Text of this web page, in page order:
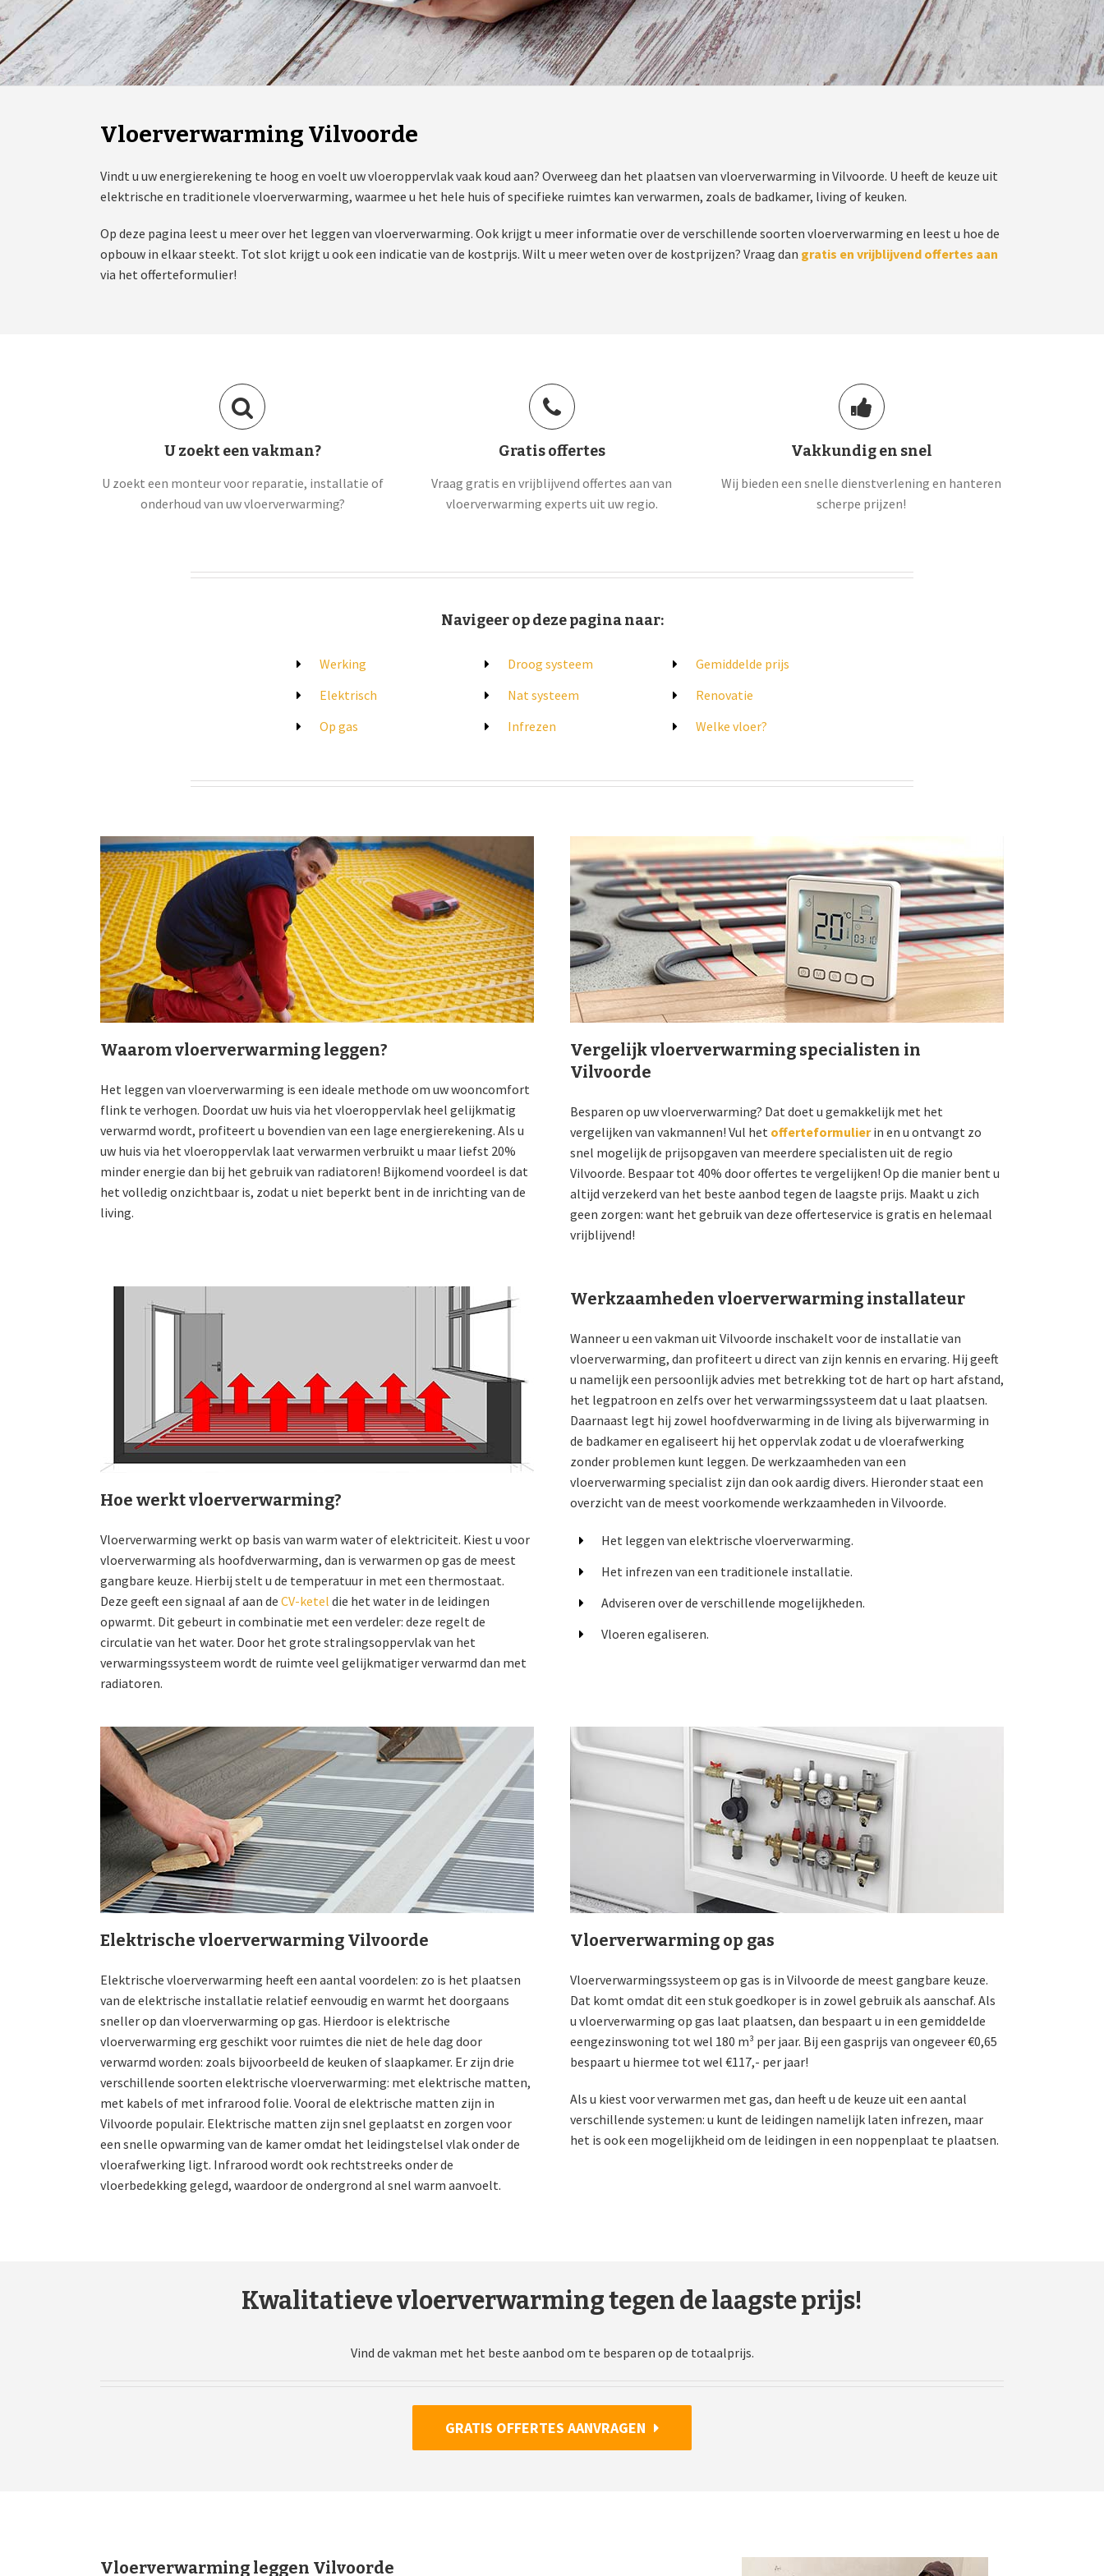
Vloerverwarming Vilvoorde
Vindt u uw energierekening te hoog en voelt uw vloeroppervlak vaak koud aan? Overweeg dan het plaatsen van vloerverwarming in Vilvoorde. U heeft de keuze uit
elektrische en traditionele vloerverwarming, waarmee u het hele huis of specifieke ruimtes kan verwarmen, zoals de badkamer, living of keuken.
Op deze pagina leest u meer over het leggen van vloerverwarming. Ook krijgt u meer informatie over de verschillende soorten vloerverwarming en leest u hoe de
opbouw in elkaar steekt. Tot slot krijgt u ook een indicatie van de kostprijs. Wilt u meer weten over de kostprijzen? Vraag dan gratis en vrijblijvend offertes aan
via het offerteformulier!
U zoekt een vakman?
U zoekt een monteur voor reparatie, installatie of
onderhoud van uw vloerverwarming?
Gratis offertes
Vraag gratis en vrijblijvend offertes aan van
vloerverwarming experts uit uw regio.
Vakkundig en snel
Wij bieden een snelle dienstverlening en hanteren
scherpe prijzen!
Navigeer op deze pagina naar:
Werking
Elektrisch
Op gas
Droog systeem
Nat systeem
Infrezen
Gemiddelde prijs
Renovatie
Welke vloer?
Waarom vloerverwarming leggen?
Het leggen van vloerverwarming is een ideale methode om uw wooncomfort
flink te verhogen. Doordat uw huis via het vloeroppervlak heel gelijkmatig
verwarmd wordt, profiteert u bovendien van een lage energierekening. Als u
uw huis via het vloeroppervlak laat verwarmen verbruikt u maar liefst 20%
minder energie dan bij het gebruik van radiatoren! Bijkomend voordeel is dat
het volledig onzichtbaar is, zodat u niet beperkt bent in de inrichting van de
living.
Vergelijk vloerverwarming specialisten in
Vilvoorde
Besparen op uw vloerverwarming? Dat doet u gemakkelijk met het
vergelijken van vakmannen! Vul het offerteformulierin en u ontvangt zo
snel mogelijk de prijsopgaven van meerdere specialisten uit de regio
Vilvoorde. Bespaar tot 40% door offertes te vergelijken! Op die manier bent u
altijd verzekerd van het beste aanbod tegen de laagste prijs. Maakt u zich
geen zorgen: want het gebruik van deze offerteservice is gratis en helemaal
vrijblijvend!
Hoe werkt vloerverwarming?
Vloerverwarming werkt op basis van warm water of elektriciteit. Kiest u voor
vloerverwarming als hoofdverwarming, dan is verwarmen op gas de meest
gangbare keuze. Hierbij stelt u de temperatuur in met een thermostaat.
Deze geeft een signaal af aan de CV-ketel die het water in de leidingen
opwarmt. Dit gebeurt in combinatie met een verdeler: deze regelt de
circulatie van het water. Door het grote stralingsoppervlak van het
verwarmingssysteem wordt de ruimte veel gelijkmatiger verwarmd dan met
radiatoren.
Werkzaamheden vloerverwarming installateur
Wanneer u een vakman uit Vilvoorde inschakelt voor de installatie van
vloerverwarming, dan profiteert u direct van zijn kennis en ervaring. Hij geeft
u namelijk een persoonlijk advies met betrekking tot de hart op hart afstand,
het legpatroon en zelfs over het verwarmingssysteem dat u laat plaatsen.
Daarnaast legt hij zowel hoofdverwarming in de living als bijverwarming in
de badkamer en egaliseert hij het oppervlak zodat u de vloerafwerking
zonder problemen kunt leggen. De werkzaamheden van een
vloerverwarming specialist zijn dan ook aardig divers. Hieronder staat een
overzicht van de meest voorkomende werkzaamheden in Vilvoorde.
Het leggen van elektrische vloerverwarming.
Het infrezen van een traditionele installatie.
Adviseren over de verschillende mogelijkheden.
Vloeren egaliseren.
Elektrische vloerverwarming Vilvoorde
Elektrische vloerverwarming heeft een aantal voordelen: zo is het plaatsen
van de elektrische installatie relatief eenvoudig en warmt het doorgaans
sneller op dan vloerverwarming op gas. Hierdoor is elektrische
vloerverwarming erg geschikt voor ruimtes die niet de hele dag door
verwarmd worden: zoals bijvoorbeeld de keuken of slaapkamer. Er zijn drie
verschillende soorten elektrische vloerverwarming: met elektrische matten,
met kabels of met infrarood folie. Vooral de elektrische matten zijn in
Vilvoorde populair. Elektrische matten zijn snel geplaatst en zorgen voor
een snelle opwarming van de kamer omdat het leidingstelsel vlak onder de
vloerafwerking ligt. Infrarood wordt ook rechtstreeks onder de
vloerbedekking gelegd, waardoor de ondergrond al snel warm aanvoelt.
Vloerverwarming op gas
Vloerverwarmingssysteem op gas is in Vilvoorde de meest gangbare keuze.
Dat komt omdat dit een stuk goedkoper is in zowel gebruik als aanschaf. Als
u vloerverwarming op gas laat plaatsen, dan bespaart u in een gemiddelde
eengezinswoning tot wel 180 m³ per jaar. Bij een gasprijs van ongeveer €0,65
bespaart u hiermee tot wel €117,- per jaar!
Als u kiest voor verwarmen met gas, dan heeft u de keuze uit een aantal
verschillende systemen: u kunt de leidingen namelijk laten infrezen, maar
het is ook een mogelijkheid om de leidingen in een noppenplaat te plaatsen.
Kwalitatieve vloerverwarming tegen de laagste prijs!
Vind de vakman met het beste aanbod om te besparen op de totaalprijs.
GRATIS OFFERTES AANVRAGEN
Vloerverwarming leggen Vilvoorde